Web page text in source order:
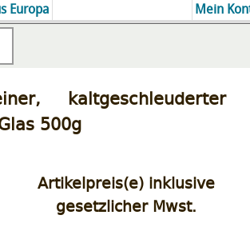
Europa Mein
kaltgeschleuderter
500g
Artikelpreis(e) inklusive
gesetzlicher Mwst.